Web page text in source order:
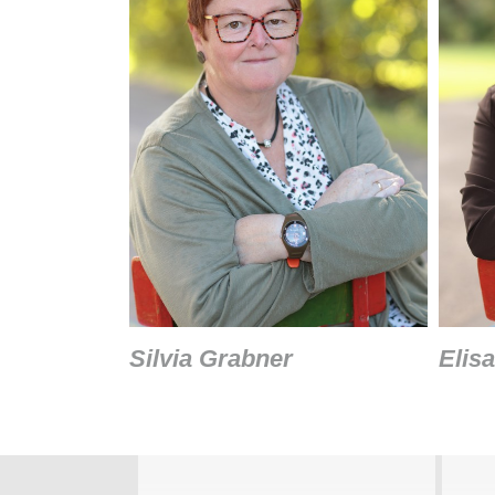
Silvia Grabner